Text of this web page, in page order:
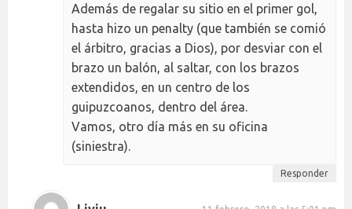
Además de regalar su sitio en el primer gol,
hasta hizo un penalty (que también se comió
el árbitro, gracias a Dios), por desviar con el
brazo un balón, al saltar, con los brazos
extendidos, en un centro de los
guipuzcoanos, dentro del área.
Vamos, otro día más en su oficina
(siniestra).
Responder